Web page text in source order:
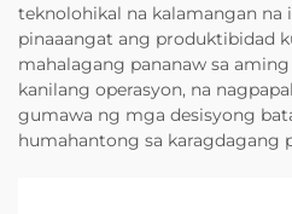
teknolohikal na kalamangan na
pinaaangat ang produktibidad
mahalagang pananaw sa
kanilang operasyon, na
gumawa ng mga desisyong
humahantong sa karagdagang